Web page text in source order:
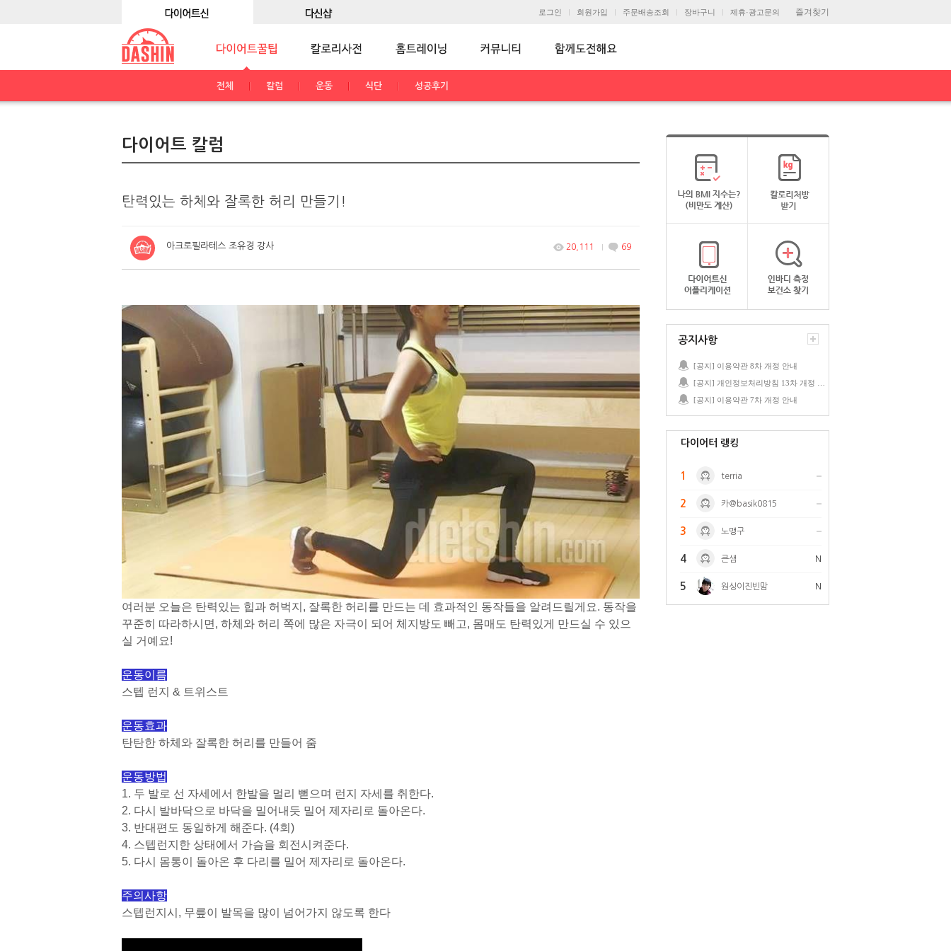
즐겨찾기
로그인 회원가입 주문배송조회 장바구니 제휴·광고문의
전체 칼럼 운동 식단 성공후기
다이어트 칼럼
탄력있는 하체와 잘록한 허리 만들기!
아크로필라테스 조유경 강사 20,111 69
여러분 오늘은 탄력있는 힙과 허벅지, 잘록한 허리를 만드는 데 효과적인 동작들을 알려드릴게요. 동작을
꾸준히 따라하시면, 하체와 허리 쪽에 많은 자극이 되어 체지방도 빼고, 몸매도 탄력있게 만드실 수 있으
실 거예요!
운동이름
스텝 런지 & 트위스트
운동효과
탄탄한 하체와 잘록한 허리를 만들어 줌
운동방법
1. 두 발로 선 자세에서 한발을 멀리 뻗으며 런지 자세를 취한다.
2. 다시 발바닥으로 바닥을 밀어내듯 밀어 제자리로 돌아온다.
3. 반대편도 동일하게 해준다. (4회)
4. 스텝런지한 상태에서 가슴을 회전시켜준다.
5. 다시 몸통이 돌아온 후 다리를 밀어 제자리로 돌아온다.
주의사항
스텝런지시, 무릎이 발목을 많이 넘어가지 않도록 한다
공지사항
[공지] 이용약관 8차 개정 안내
[공지] 이용약관 7차 개정 안내
다이어터 랭킹
1 terria
2 카@basik0815
3 노맹구
4 큰샘 N
5 원싱이진빈맘 N